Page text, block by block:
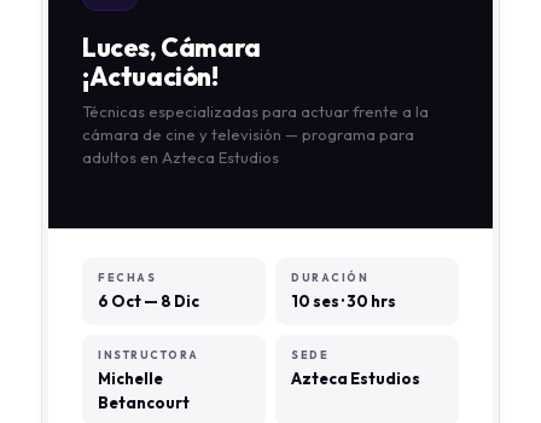
Luces, Cámara
¡Actuación!
Técnicas especializadas para actuar frente a la
cámara de cine y televisión — programa para
adultos en Azteca Estudios
FECHAS
6 Oct — 8 Dic
DURACIÓN
10 ses · 30 hrs
INSTRUCTORA
Michelle
Betancourt
SEDE
Azteca Estudios